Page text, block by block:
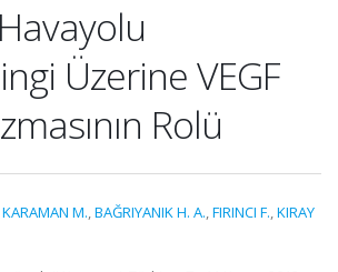
Üzerine VEGF
Rolü
KARAMAN M.,BAĞRIYANIK H. A.,FIRINCI F.,KIRAY